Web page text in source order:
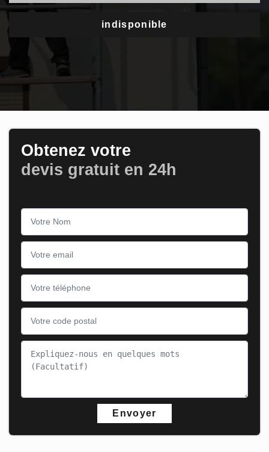
indisponible
Obtenez votre
devis gratuit en 24h